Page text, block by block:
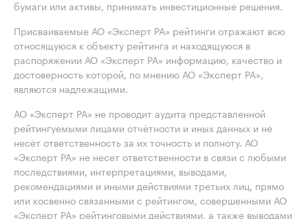
бумаги или активы, принимать инвестиционные решения.
Присваиваемые АО «Эксперт РА» рейтинги отражают всю
относящуюся к объекту рейтинга и находящуюся в
распоряжении АО «Эксперт РА» информацию, качество и
достоверность которой, по мнению АО «Эксперт РА»,
являются надлежащими.
АО «Эксперт РА» не проводит аудита представленной
рейтингуемыми лицами отчётности и иных данных и не
несёт ответственность за их точность и полноту. АО
«Эксперт РА» не несет ответственности в связи с любыми
последствиями, интерпретациями, выводами,
рекомендациями и иными действиями третьих лиц, прямо
или косвенно связанными с рейтингом, совершенными АО
«Эксперт РА» рейтинговыми действиями, а также выводами